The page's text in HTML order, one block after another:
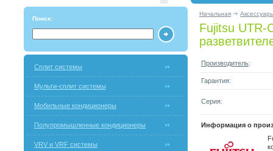
Поиск:
Начальная
Fujitsu UTR-
Сплит системы
Мульти-сплит системы
Мобильные кондиционеры
Полупромышленные кондиционеры
VRV и VRF системы
Производитель:
Гарантия:
Серия:
Информация о